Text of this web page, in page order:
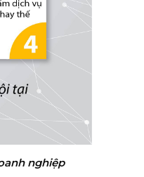
nghiệp